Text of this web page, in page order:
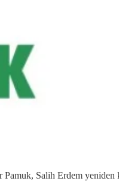
Pamuk, Salih Erdem yeniden